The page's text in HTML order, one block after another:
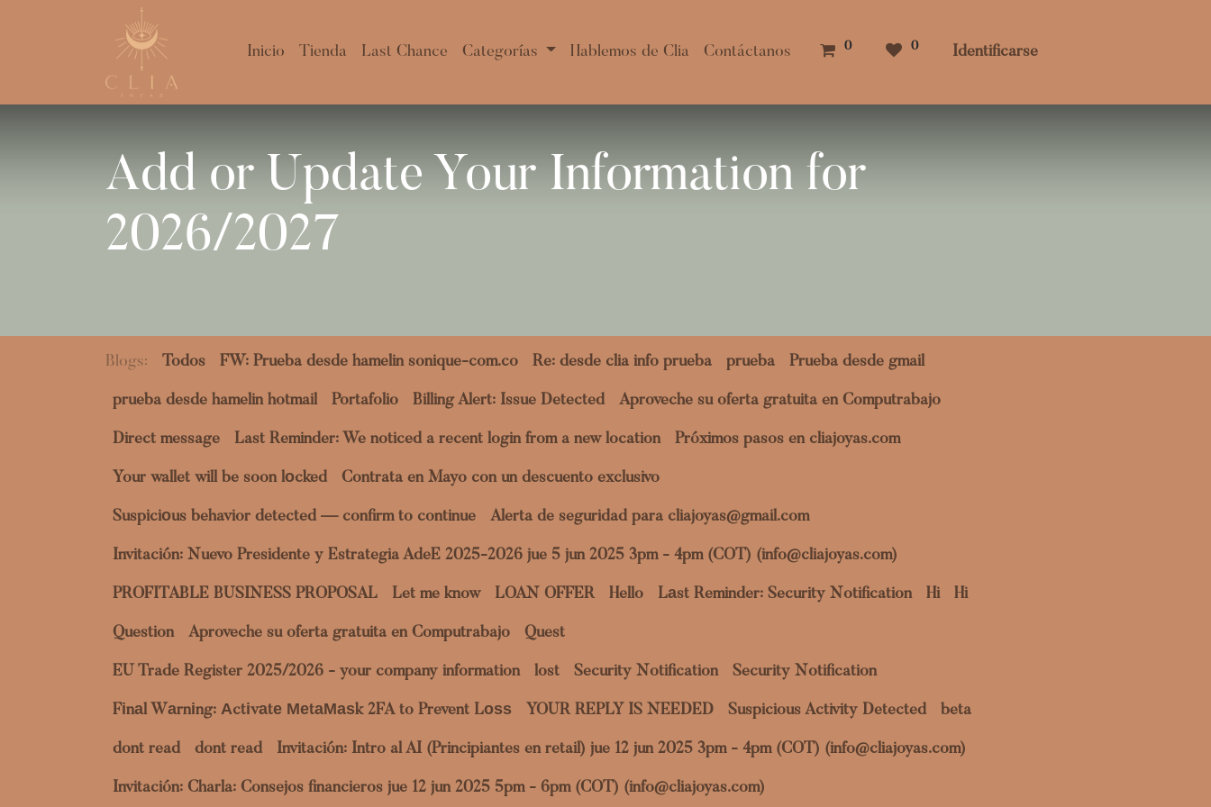
Inicio Tienda Last Chance Categorías Hablemos de Clia Contáctanos 0 0 Identificarse
Add or Update Your Information for
2026/2027
Blogs: Todos FW: Prueba desde hamelin sonique-com.co Re: desde clia info prueba prueba Prueba desde gmail
prueba desde hamelin hotmail Portafolio Billing Alert: Issue Detected Aproveche su oferta gratuita en Computrabajo
Direct message Last Reminder: We noticed a recent login from a new location Próximos pasos en cliajoyas.com
Your wallet will be soon lоcked Contrata en Mayo con un descuento exclusivo
Suspiciоus behavior detected — confirm to continue Alerta de seguridad para cliajoyas@gmail.com
Invitación: Nuevo Presidente y Estrategia AdeE 2025-2026 jue 5 jun 2025 3pm - 4pm (COT) (info@cliajoyas.com)
PROFITABLE BUSINESS PROPOSAL Let me know LOAN OFFER Hello Lаst Reminder: Security Notification Hi Hi
Question Aproveche su oferta gratuita en Computrabajo Quest
EU Trade Register 2025/2026 - your company information lost Security Notification Security Notification
Fіnаl Wаrnіng: Аctіvаtе МеtаМаѕk 2FA to Prevent Lоѕѕ YOUR REPLY IS NEEDED Suspicious Activity Detected beta
dont read dont read Invitación: Intro al AI (Principiantes en retail) jue 12 jun 2025 3pm - 4pm (COT) (info@cliajoyas.com)
Invitación: Charla: Consejos financieros jue 12 jun 2025 5pm - 6pm (COT) (info@cliajoyas.com)